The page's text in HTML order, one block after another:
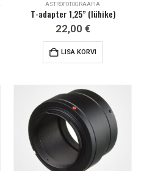
LISAD TELESKOOPIDELE,ASTROFOTOGRAAFIA
ASTROFOTOGRAAFIA
T-adapter 1,25” (lühike)
22,00 €
LISA KORVI